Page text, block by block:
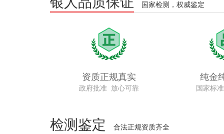
国家检测，权威鉴定
资质正规真实
政府批准 放心可靠
纯金
国家标
检测鉴定 合法正规资质齐全